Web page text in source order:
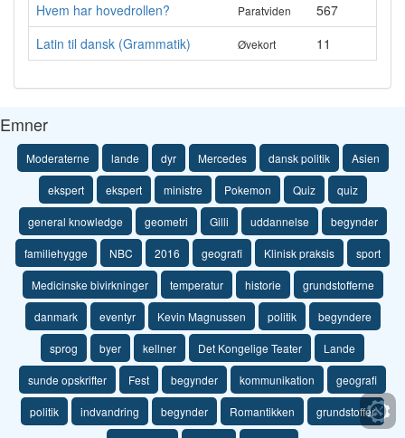
Hvem har hovedrollen?
Paratviden
567
Latin til dansk (Grammatik)
Øvekort 11
Emner
Moderaterne lande dyr Mercedes dansk politik Asien
ekspert ekspert ministre Pokemon Quiz quiz
general knowledge geometri Gilli uddannelse begynder
familiehygge NBC 2016 geografi Klinisk praksis sport
Medicinske bivirkninger temperatur historie grundstofferne
danmark eventyr Kevin Magnussen politik begyndere
sprog byer kellner Det Kongelige Teater Lande
sunde opskrifter Fest begynder kommunikation geografi
politik indvandring begynder Romantikken grundstoffer